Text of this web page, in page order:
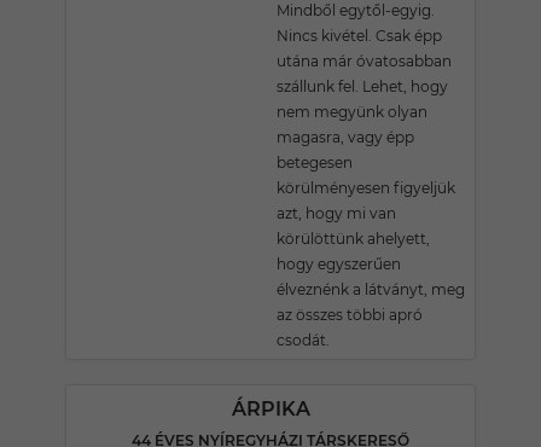
Mindből egytől-egyig.
Nincs kivétel. Csak épp
utána már óvatosabban
szállunk fel. Lehet, hogy
nem megyünk olyan
magasra, vagy épp
betegesen
körülményesen figyeljük
azt, hogy mi van
körülöttünk ahelyett,
hogy egyszerűen
élveznénk a látványt, meg
az összes többi apró
csodát.
ÁRPIKA
44 ÉVES NYÍREGYHÁZI TÁRSKERESŐ